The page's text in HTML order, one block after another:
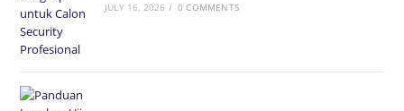
JULY 16, 2026 / 0 COMMENTS